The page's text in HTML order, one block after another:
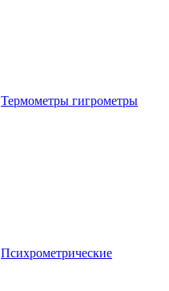
Термометры гигрометры
Психрометрические